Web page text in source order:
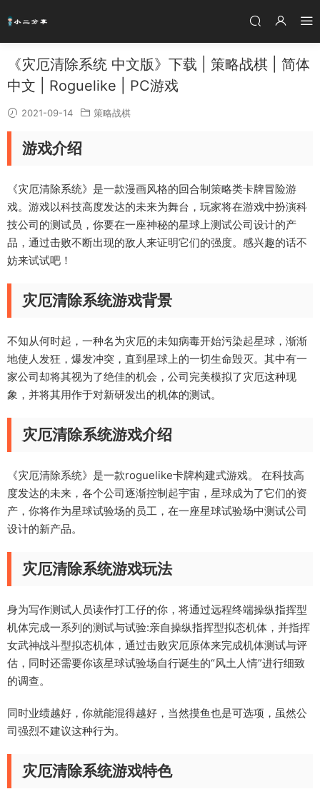
《灾厄清除系统 中文版》下载 | 策略战棋 | 简体
中文 | Roguelike | PC游戏
2021-09-14 策略战棋
游戏介绍
《灾厄清除系统》是一款漫画风格的回合制策略类卡牌冒险游
戏。游戏以科技高度发达的未来为舞台，玩家将在游戏中扮演科
技公司的测试员，你要在一座神秘的星球上测试公司设计的产
品，通过击败不断出现的敌人来证明它们的强度。感兴趣的话不
妨来试试吧！
灾厄清除系统游戏背景
不知从何时起，一种名为灾厄的未知病毒开始污染起星球，渐渐
地使人发狂，爆发冲突，直到星球上的一切生命毁灭。其中有一
家公司却将其视为了绝佳的机会，公司完美模拟了灾厄这种现
象，并将其用作于对新研发出的机体的测试。
灾厄清除系统游戏介绍
《灾厄清除系统》是一款roguelike卡牌构建式游戏。 在科技高
度发达的未来，各个公司逐渐控制起宇宙，星球成为了它们的资
产，你将作为星球试验场的员工，在一座星球试验场中测试公司
设计的新产品。
灾厄清除系统游戏玩法
身为写作测试人员读作打工仔的你，将通过远程终端操纵指挥型
机体完成一系列的测试与试验:亲自操纵指挥型拟态机体，并指挥
女武神战斗型拟态机体，通过击败灾厄原体来完成机体测试与评
估，同时还需要你该星球试验场自行诞生的“风土人情”进行细致
的调查。
同时业绩越好，你就能混得越好，当然摸鱼也是可选项，虽然公
司强烈不建议这种行为。
灾厄清除系统游戏特色